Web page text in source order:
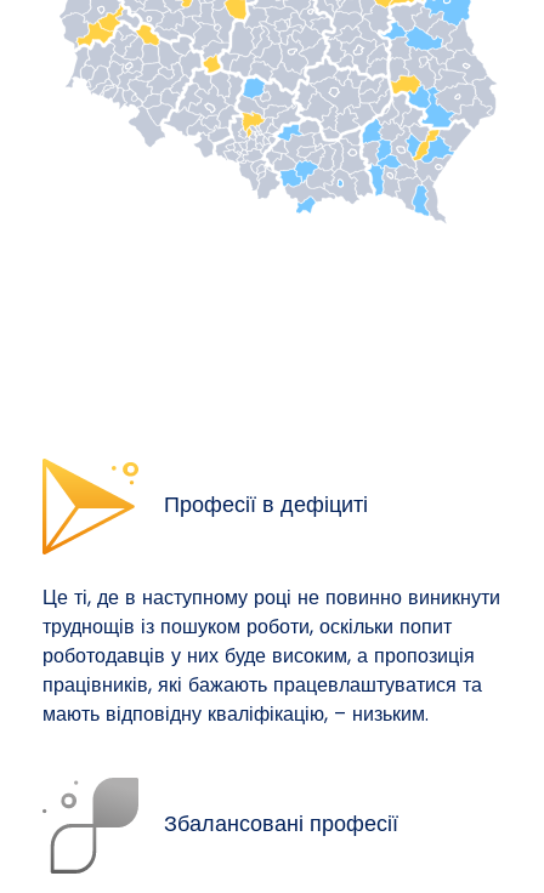
Професії в дефіциті
Це ті, де в наступному році не повинно виникнути
труднощів із пошуком роботи, оскільки попит
роботодавців у них буде високим, а пропозиція
працівників, які бажають працевлаштуватися та
мають відповідну кваліфікацію, – низьким.
Збалансовані професії